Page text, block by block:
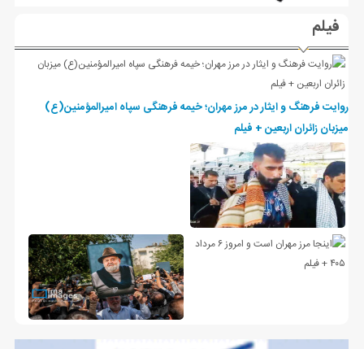
فیلم
روایت فرهنگ و ایثار در مرز مهران؛ خیمه فرهنگی سپاه امیرالمؤمنین(ع)
میزبان زائران اربعین + فیلم